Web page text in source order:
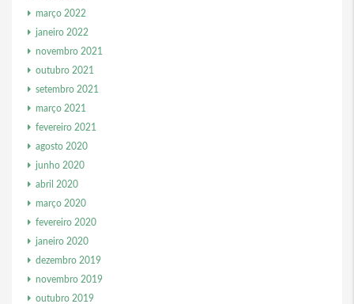
março 2022
janeiro 2022
novembro 2021
outubro 2021
setembro 2021
março 2021
fevereiro 2021
agosto 2020
junho 2020
abril 2020
março 2020
fevereiro 2020
janeiro 2020
dezembro 2019
novembro 2019
outubro 2019